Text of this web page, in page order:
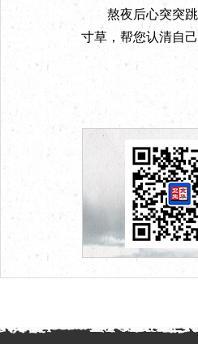
熬夜后心突突跳
寸草，帮您认清自己